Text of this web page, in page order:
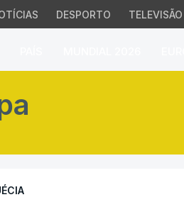
DESPORTO TELEVISÃO
e escritor